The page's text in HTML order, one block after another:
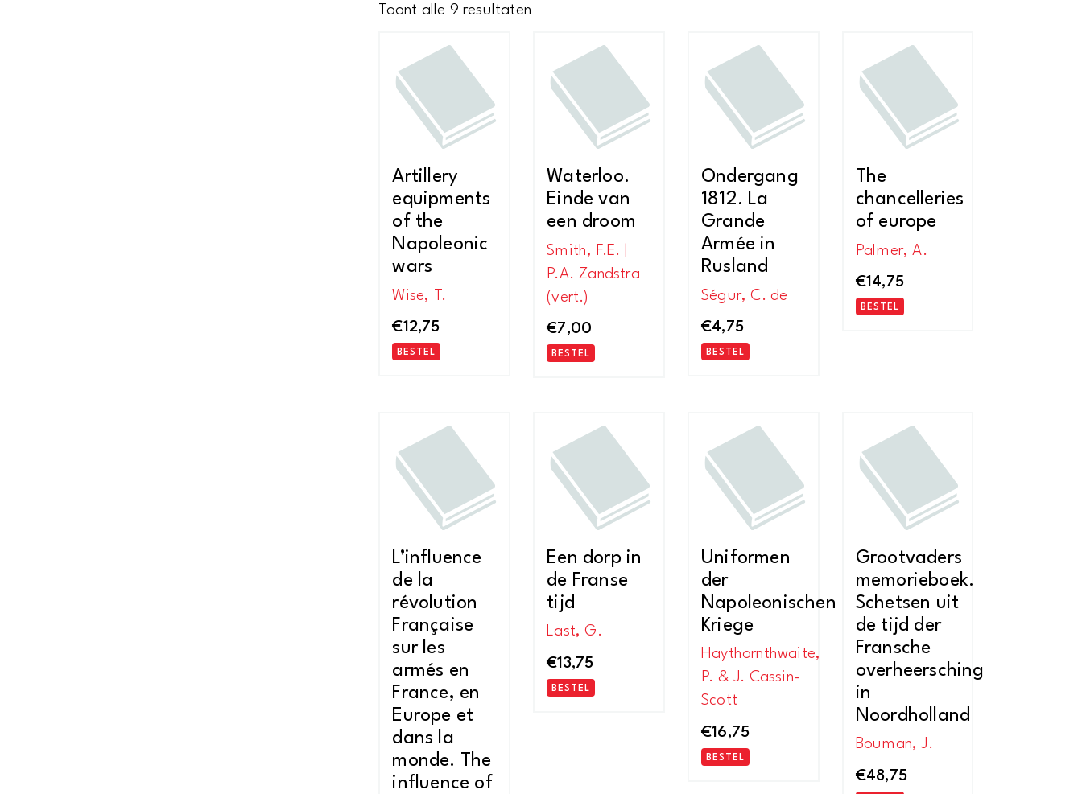
Toont alle 9 resultatenGesorteerd
nieuwste
Artillery
equipments
of the
Napoleonic
wars
Wise, T.
€12,75
BESTEL
Waterloo.
Einde van
een droom
Smith, F.E. |
P.A. Zandstra
(vert.)
€7,00
BESTEL
Ondergang
1812. La
Grande
Armée in
Rusland
Ségur, C. de
€4,75
BESTEL
The
chancelleries
of europe
Palmer, A.
€14,75
BESTEL
L’influence
de la
révolution
Française
sur les
armés en
France, en
Europe et
dans la
monde. The
influence of
Een dorp in
de Franse
tijd
Last, G.
€13,75
BESTEL
Uniformen
der
Napoleonischen
Kriege
Haythornthwaite,
P. & J. Cassin-
Scott
€16,75
BESTEL
Grootvaders
memorieboek.
Schetsen uit
de tijd der
Fransche
overheersching
in
Noordholland
Bouman, J.
€48,75